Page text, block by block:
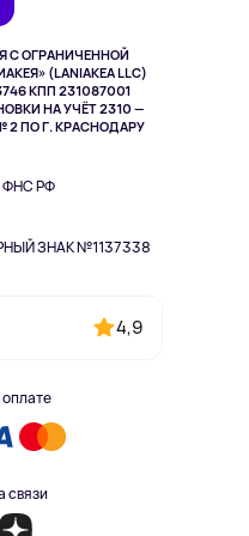
С ОГРАНИЧЕННОЙ
(LANIAKEA LLC)
КПП 231087001
НА УЧЁТ 2310 —
ПО Г. КРАСНОДАРУ
ФНС РФ
ЗНАК №1137338
4,9
связи